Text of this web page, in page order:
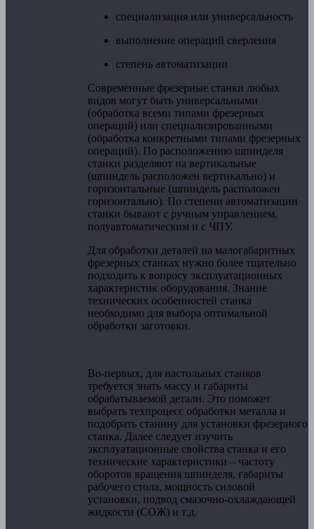
специализация или универсальность
выполнение операций сверления
степень автоматизации
Современные фрезерные станки любых
видов могут быть универсальными
(обработка всеми типами фрезерных
операций) или специализированными
(обработка конкретными типами фрезерных
операций). По расположению шпинделя
станки разделяют на вертикальные
(шпиндель расположен вертикально) и
горизонтальные (шпиндель расположен
горизонтально). По степени автоматизации
станки бывают с ручным управлением,
полуавтоматическим и с ЧПУ.
Для обработки деталей на малогабаритных
фрезерных станках нужно более тщательно
подходить к вопросу эксплуатационных
характеристик оборудования. Знание
технических особенностей станка
необходимо для выбора оптимальной
обработки заготовки.
Во-первых, для настольных станков
требуется знать массу и габариты
обрабатываемой детали. Это поможет
выбрать техпроцесс обработки металла и
подобрать станину для установки фрезерного
станка. Далее следует изучить
эксплуатационные свойства станка и его
технические характеристики – частоту
оборотов вращения шпинделя, габариты
рабочего стола, мощность силовой
установки, подвод смазочно-охлаждающей
жидкости (СОЖ) и т.д.